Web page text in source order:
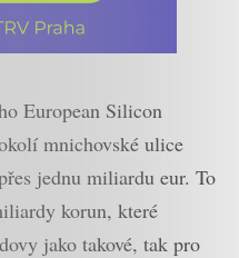
European Silicon
mnichovské ulice
jednu miliardu eur. To
korun, které
jako takové, tak pro